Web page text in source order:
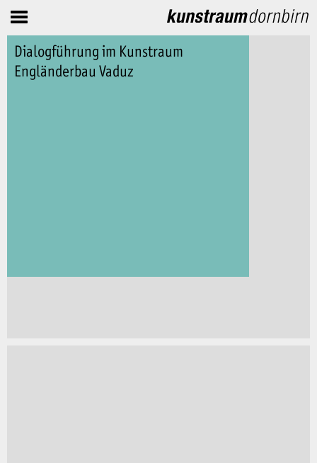
Dialogführung im Kunstraum
Engländerbau Vaduz